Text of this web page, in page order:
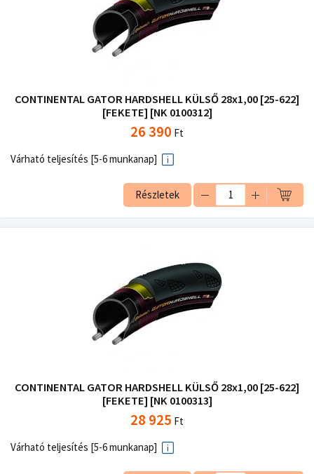
CONTINENTAL GATOR HARDSHELL KÜLSŐ 28x1,00 [25-622]
[FEKETE] [NK 0100312]
26 390 Ft
Várható teljesítés [5-6 munkanap]
Részletek
CONTINENTAL GATOR HARDSHELL KÜLSŐ 28x1,00 [25-622]
[FEKETE] [NK 0100313]
28 925 Ft
Várható teljesítés [5-6 munkanap]